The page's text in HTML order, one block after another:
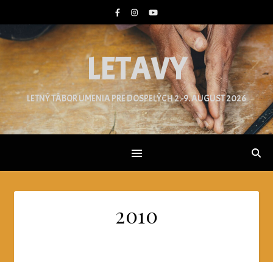
LETAVY
LETNÝ TÁBOR UMENIA PRE DOSPELÝCH 2.-9. AUGUST 2026
2010